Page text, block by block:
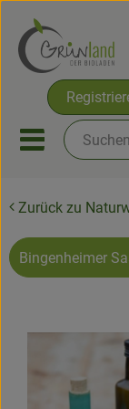
Ökokisten
Bio-Kochkisten
Obst & Gemüse
Zurück zu
Bingenheimer